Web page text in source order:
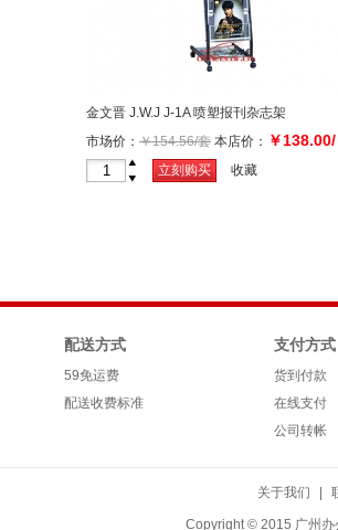
金文晋 J.W.J J-1A 喷塑报刊杂志架
市场价： ￥154.56/套 本店价： ￥138.00/
-
立刻购买 收藏
配送方式
59免运费
配送收费标准
支付方式
货到付款
在线支付
公司转帐
关于我们
Copyright © 2015 广州办